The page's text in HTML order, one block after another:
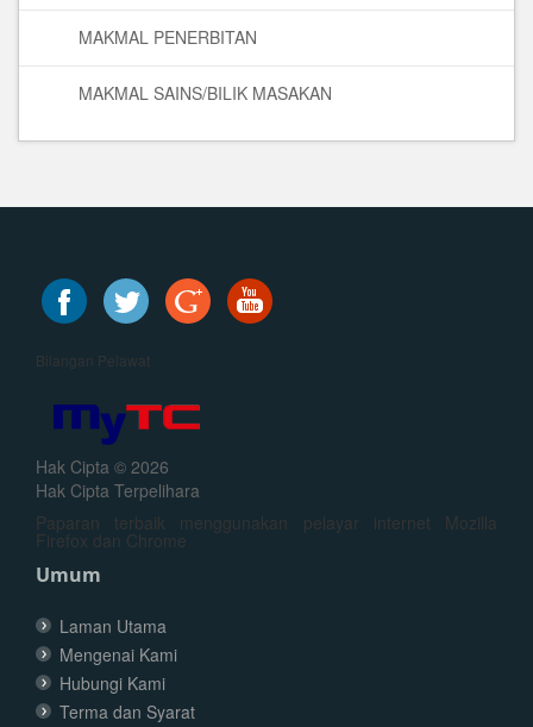
MAKMAL PENERBITAN
MAKMAL SAINS/BILIK MASAKAN
Bilangan Pelawat
Hak Cipta © 2026
Hak Cipta Terpelihara
Paparan terbaik menggunakan pelayar internet Mozilla
Firefox dan Chrome
Umum
Laman Utama
Mengenai Kami
Hubungi Kami
Terma dan Syarat